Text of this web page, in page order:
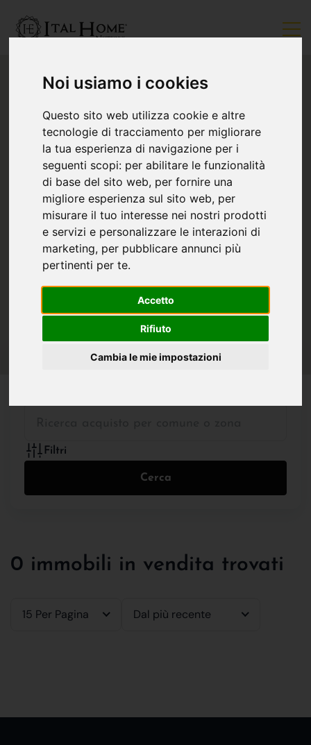
Noi usiamo i cookies
Questo sito web utilizza cookie e altre
tecnologie di tracciamento per migliorare
la tua esperienza di navigazione per i
seguenti scopi: per abilitare le funzionalità
di base del sito web, per fornire una
migliore esperienza sul sito web, per
misurare il tuo interesse nei nostri prodotti
e servizi e personalizzare le interazioni di
marketing, per pubblicare annunci più
pertinenti per te.
Accetto
Rifiuto
Cambia le mie impostazioni
Filtri
Cerca
0 immobili in vendita trovati
15 Per Pagina Dal più recente